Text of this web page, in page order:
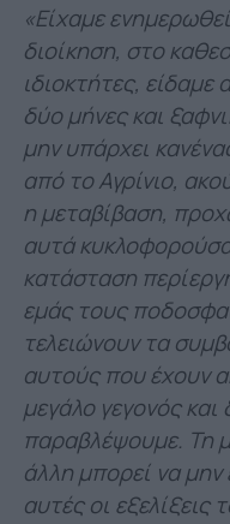
«Είχαμε
διοίκηση, στο
ιδιοκτήτες, είδαμε
δύο μήνες και
μην υπάρχει
από το Αγρίνιο,
η μεταβίβαση,
αυτά
κατάσταση
εμάς τους
τελειώνουν τα
αυτούς που έχουν
μεγάλο γεγονός
παραβλέψουμε. Τη
άλλη μπορεί να
αυτές οι